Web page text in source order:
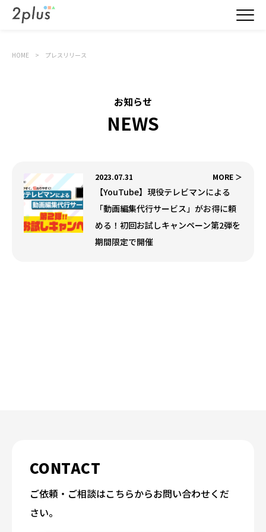
HOME プレスリリース
お知らせ
NEWS
2023.07.31 MORE ＞
【YouTube】現役テレビマンによる
「動画編集代行サービス」がお得に頼
める！初回お試しキャンペーン第2弾を
期間限定で開催
CONTACT
ご依頼・ご相談はこちらからお問い合わせくだ
さい。